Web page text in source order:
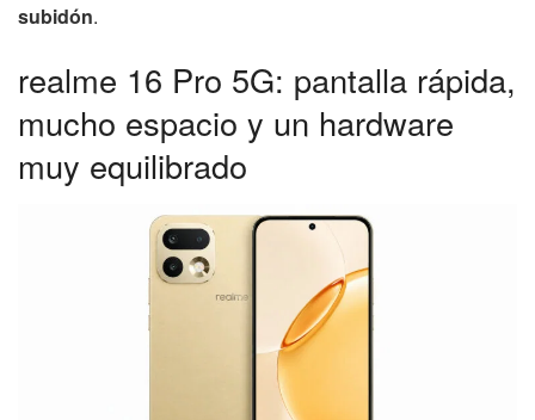
subidón.
realme 16 Pro 5G: pantalla rápida,
mucho espacio y un hardware
muy equilibrado